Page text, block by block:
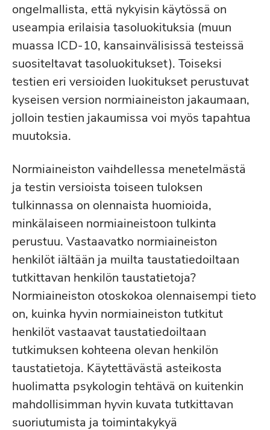
ongelmallista, että nykyisin käytössä on
useampia erilaisia tasoluokituksia (muun
muassa ICD-10, kansainvälisissä testeissä
suositeltavat tasoluokitukset). Toiseksi
testien eri versioiden luokitukset perustuvat
kyseisen version normiaineiston jakaumaan,
jolloin testien jakaumissa voi myös tapahtua
muutoksia.
Normiaineiston vaihdellessa menetelmästä
ja testin versioista toiseen tuloksen
tulkinnassa on olennaista huomioida,
minkälaiseen normiaineistoon tulkinta
perustuu. Vastaavatko normiaineiston
henkilöt iältään ja muilta taustatiedoiltaan
tutkittavan henkilön taustatietoja?
Normiaineiston otoskokoa olennaisempi tieto
on, kuinka hyvin normiaineiston tutkitut
henkilöt vastaavat taustatiedoiltaan
tutkimuksen kohteena olevan henkilön
taustatietoja. Käytettävästä asteikosta
huolimatta psykologin tehtävä on kuitenkin
mahdollisimman hyvin kuvata tutkittavan
suoriutumista ja toimintakykyä